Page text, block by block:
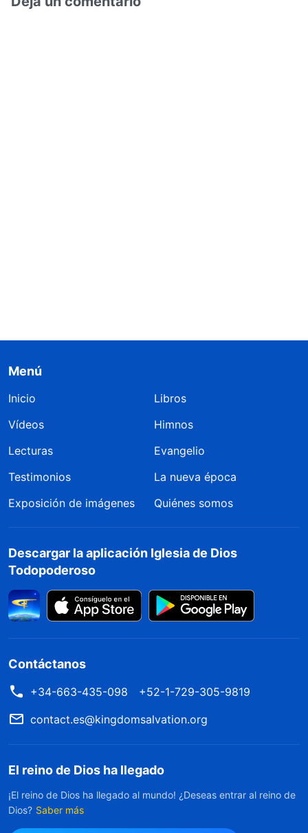
Menú
Inicio
Libros
Vídeos
Himnos
Lecturas
Evangelio
Testimonios
La nueva época
Exposición de imágenes
Quiénes somos
Descargar la aplicación Iglesia de Dios
Todopoderoso
Contáctanos
+34-663-435-098
+52-1-729-305-9819
contact.es@kingdomsalvation.org
El reino de Dios ha llegado
¡El reino de Dios ha llegado al mundo! ¿Deseas entrar al reino de
Dios? Saber más